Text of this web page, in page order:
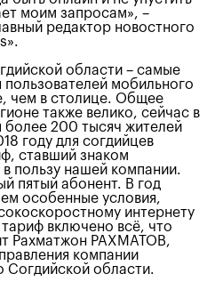
моим запросам», –
редактор новостного
области – самые
мобильного
чем в столице. Общее
также велико, сейчас в
более 200 тысяч жителей
году для согдийцев
ставший знаком
пользу нашей компании.
пятый абонент. В год
особенные условия,
интернету
включено всё, что
Рахматжон РАХМАТОВ,
компании
Согдийской области.